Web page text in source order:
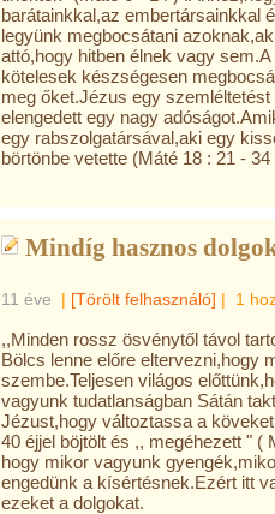
barátainkkal,az embertársainkkal
legyünk megbocsátani
attó,hogy hitben élnek vagy
kötelesek készségesen
meg őket.Jézus egy
elengedett egy nagy
egy rabszolgatársával,aki egy
börtönbe vetette (Máté 18 : 21 - 34
Mindíg hasznos
11 éve | [Törölt felhasználó] | 1
,,Minden rossz ösvénytől távol
Bölcs lenne előre eltervezni,hogy
szembe.Teljesen világos
vagyunk tudatlanságban Sátán
Jézust,hogy változtassa a
40 éjjel böjtölt és ,, megéhezett " (
hogy mikor vagyunk
engedünk a kísértésnek.Ezért itt
ezeket a dolgokat.